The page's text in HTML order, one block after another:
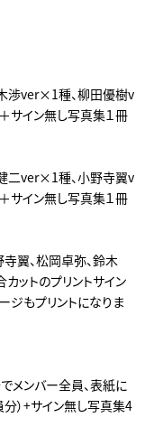
渉ver×1種、柳田優樹v
サイン無し写真集１冊
二ver×1種、小野寺翼v
サイン無し写真集１冊
翼、松岡卓弥、鈴木
ットのプリントサイン
ジもプリントになりま
メンバー全員、表紙に
）+サイン無し写真集4